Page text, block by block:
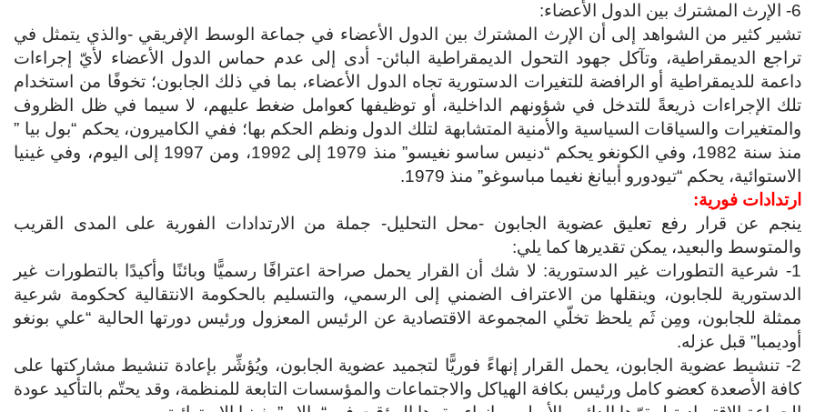
6- الإرث المشترك بين الدول الأعضاء:
تشير كثير من الشواهد إلى أن الإرث المشترك بين الدول الأعضاء في جماعة الوسط الإفريقي -والذي يتمثل في
تراجع الديمقراطية، وتآكل جهود التحول الديمقراطية البائن- أدى إلى عدم حماس الدول الأعضاء لأيّ إجراءات
داعمة للديمقراطية أو الرافضة للتغيرات الدستورية تجاه الدول الأعضاء، بما في ذلك الجابون؛ تخوفًا من استخدام
تلك الإجراءات ذريعةً للتدخل في شؤونهم الداخلية، أو توظيفها كعوامل ضغط عليهم، لا سيما في ظل الظروف
والمتغيرات والسياقات السياسية والأمنية المتشابهة لتلك الدول ونظم الحكم بها؛ ففي الكاميرون، يحكم “بول بيا ”
منذ سنة 1982، وفي الكونغو يحكم “دنيس ساسو نغيسو” منذ 1979 إلى 1992، ومن 1997 إلى اليوم، وفي غينيا
الاستوائية، يحكم “تيودورو أبيانغ نغيما مباسوغو” منذ 1979.
ارتدادات فورية:
ينجم عن قرار رفع تعليق عضوية الجابون -محل التحليل- جملة من الارتدادات الفورية على المدى القريب
والمتوسط والبعيد، يمكن تقديرها كما يلي:
1- شرعية التطورات غير الدستورية: لا شك أن القرار يحمل صراحة اعترافًا رسميًّا وبائنًا وأكيدًا بالتطورات غير
الدستورية للجابون، وينقلها من الاعتراف الضمني إلى الرسمي، والتسليم بالحكومة الانتقالية كحكومة شرعية
ممثلة للجابون، ومِن ثَم يلحظ تخلّي المجموعة الاقتصادية عن الرئيس المعزول ورئيس دورتها الحالية “علي بونغو
أوديمبا” قبل عزله.
2- تنشيط عضوية الجابون، يحمل القرار إنهاءً فوريًّا لتجميد عضوية الجابون، ويُؤشِّر بإعادة تنشيط مشاركتها على
كافة الأصعدة كعضو كامل ورئيس بكافة الهياكل والاجتماعات والمؤسسات التابعة للمنظمة، وقد يحتّم بالتأكيد عودة